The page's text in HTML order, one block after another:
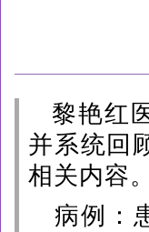
黎艳红
并系统回
相关内容。
病例：